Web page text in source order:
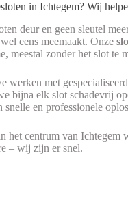
in Ichtegem? Wij
deur en geen sleutel
eens meemaakt. Onze
meestal zonder het slot te
werken met
bijna elk slot schadevrij
snelle en professionele
het centrum van Ichtegem
– wij zijn er snel.